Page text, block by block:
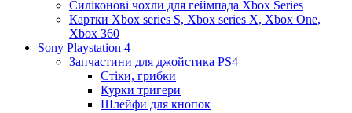
Силіконові чохли для геймпада Xbox Series
Картки Xbox series S, Xbox series X, Xbox One,
Xbox 360
Sony Playstation 4
Запчастини для джойстика PS4
Стіки, грибки
Курки тригери
Шлейфи для кнопок